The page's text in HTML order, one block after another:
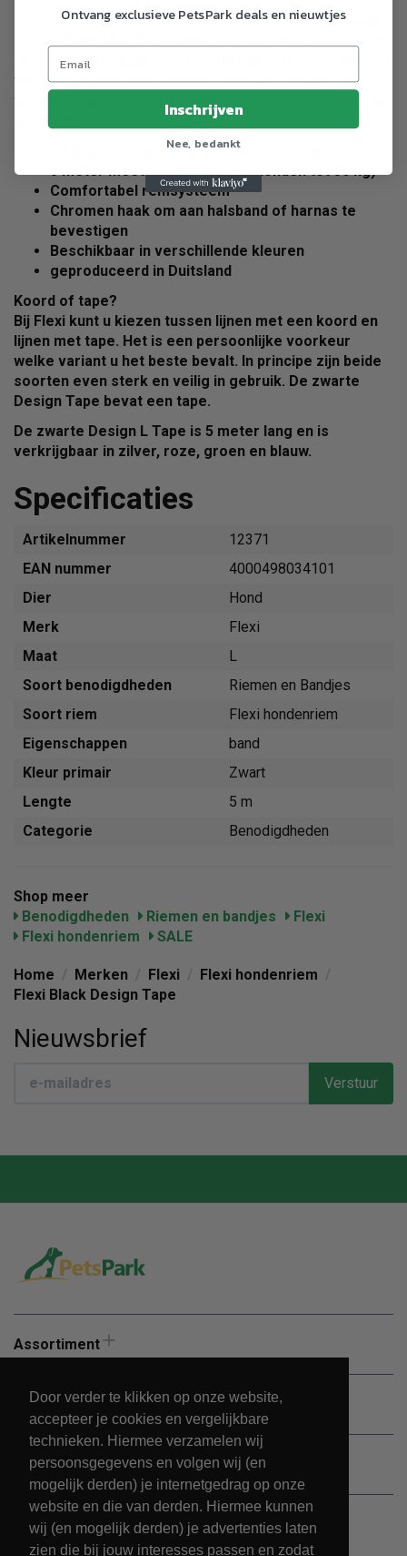
Door verder te klikken op onze website,
accepteer je cookies en vergelijkbare
technieken. Hiermee verzamelen wij
persoonsgegevens en volgen wij (en
mogelijk derden) je internetgedrag op onze
website en die van derden. Hiermee kunnen
wij (en mogelijk derden) je advertenties laten
zien die bij jouw interesses passen en zodat
Het is mogelijk om de Black Design L Tape te verlengen
riem is verkrijgbaar in verschillende maten, afhankelijk
van het gewicht van uw hond. De Black Design lijn is
voorzien van
De Flexi Black Design L Tape in een notendop:
Comfortabel remsysteem
Chromen haak om aan halsband of harnas te
bevestigen
Beschikbaar in verschillende kleuren
geproduceerd in Duitsland
Koord of tape?
Bij Flexi kunt u kiezen tussen lijnen met een koord en
lijnen met tape. Het is een persoonlijke voorkeur
welke variant u het beste bevalt. In principe zijn beide
soorten even sterk en veilig in gebruik. De zwarte
Design Tape bevat een tape.
De zwarte Design L Tape is 5 meter lang en is
verkrijgbaar in zilver, roze, groen en blauw.
Specificaties
Artikelnummer
12371
EAN nummer
4000498034101
Dier
Hond
Merk
Flexi
Maat
L
Soort benodigdheden
Riemen en Bandjes
Soort riem
Flexi hondenriem
Eigenschappen
band
Kleur primair
Zwart
Lengte
5 m
Categorie
Benodigdheden
Shop meer
Benodigdheden
Riemen en bandjes
Flexi
Flexi hondenriem
SALE
Home Merken Flexi Flexi hondenriem
Flexi Black Design Tape
Nieuwsbrief
Verstuur
Assortiment
Aanbiedingen
Klantenservice
Ontvang exclusieve PetsPark deals en nieuwtjes
Inschrijven
Nee, bedankt